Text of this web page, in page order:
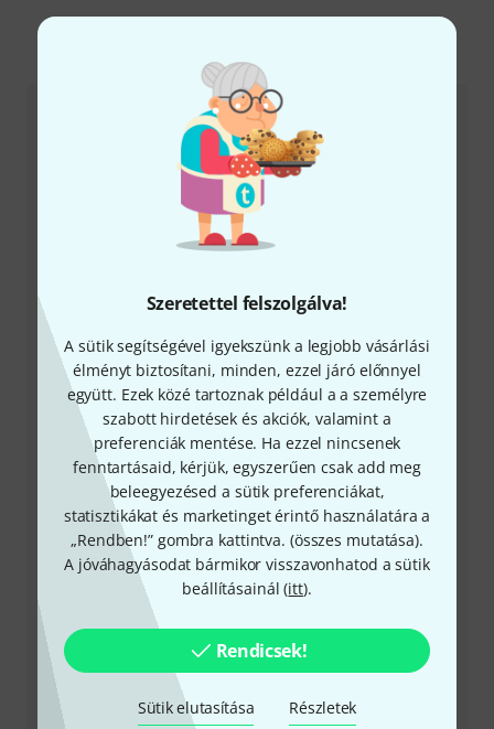
Szeretettel felszolgálva!
A sütik segítségével igyekszünk a legjobb vásárlási
élményt biztosítani, minden, ezzel járó előnnyel
együtt. Ezek közé tartoznak például a a személyre
szabott hirdetések és akciók, valamint a
preferenciák mentése. Ha ezzel nincsenek
fenntartásaid, kérjük, egyszerűen csak add meg
beleegyezésed a sütik preferenciákat,
statisztikákat és marketinget érintő használatára a
„Rendben!” gombra kattintva. (összes mutatása).
A jóváhagyásodat bármikor visszavonhatod a sütik
beállításainál (itt).
Rendicsek!
Sütik elutasítása Részletek
Így érhetsz el minket
Ügyfélszolgálat - Magyarország
Ügyfélszolgálatunk minden kérdés és észrevétel esetén
örömmel áll rendelkezésedre
Készítsd elő ügyfélszámodat
Nyitvatartási idő (CEST - Közép-európai
nyári időszámítás)
Visszahívást kérek
Még több elérhetőség
Termék visszaküldése
Minden kapcsolattartó